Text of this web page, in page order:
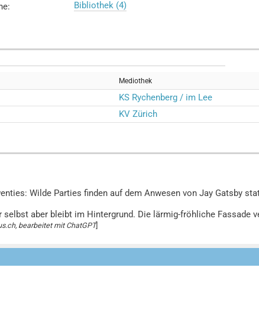
: Bibliothek (4)
Mediothek
KS Rychenberg / im Lee
KV Zürich
Wilde Parties finden auf dem Anwesen von Jay Gatsby
selbst aber bleibt im Hintergrund. Die lärmig-fröhliche Fassade
bearbeitet mit ChatGPT]